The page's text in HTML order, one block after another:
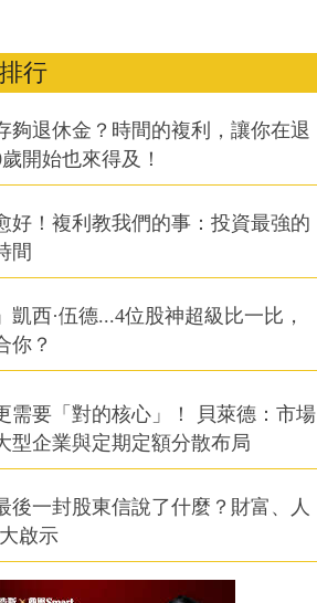
行
夠退休金？時間的複利，讓你在退
開始也來得及！
好！複利教我們的事：投資最強的
間
西·伍德...4位股神超級比一比，
你？
需要「對的核心」！ 貝萊德：市場
型企業與定期定額分散布局
後一封股東信說了什麼？財富、人
啟示